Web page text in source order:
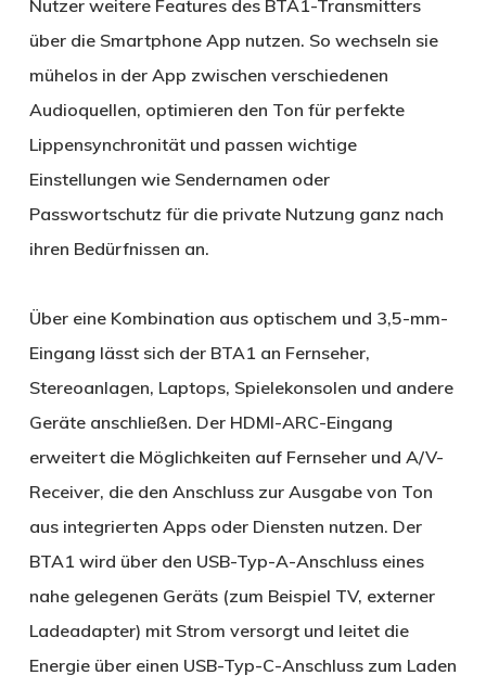
Nutzer weitere Features des BTA1-Transmitters
über die Smartphone App nutzen. So wechseln sie
mühelos in der App zwischen verschiedenen
Audioquellen, optimieren den Ton für perfekte
Lippensynchronität und passen wichtige
Einstellungen wie Sendernamen oder
Passwortschutz für die private Nutzung ganz nach
ihren Bedürfnissen an.
​Über eine Kombination aus optischem und 3,5-mm-
Eingang lässt sich der BTA1 an Fernseher,
Stereoanlagen, Laptops, Spielekonsolen und andere
Geräte anschließen. Der HDMI-ARC-Eingang
erweitert die Möglichkeiten auf Fernseher und A/V-
Receiver, die den Anschluss zur Ausgabe von Ton
aus integrierten Apps oder Diensten nutzen. Der
BTA1 wird über den USB-Typ-A-Anschluss eines
nahe gelegenen Geräts (zum Beispiel TV, externer
Ladeadapter) mit Strom versorgt und leitet die
Energie über einen USB-Typ-C-Anschluss zum Laden